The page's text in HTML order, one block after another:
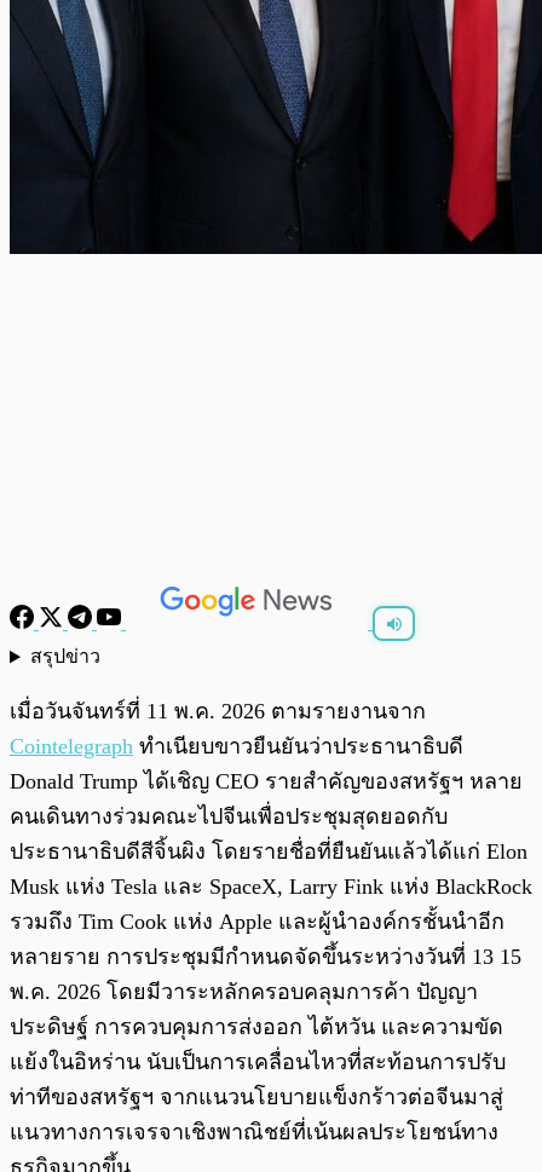
สรุปข่าว
เมื่อวันจันทร์ที่ 11 พ.ค. 2026 ตามรายงานจาก
Cointelegraph ทำเนียบขาวยืนยันว่าประธานาธิบดี
Donald Trump ได้เชิญ CEO รายสำคัญของสหรัฐฯ หลาย
คนเดินทางร่วมคณะไปจีนเพื่อประชุมสุดยอดกับ
ประธานาธิบดีสีจิ้นผิง โดยรายชื่อที่ยืนยันแล้วได้แก่ Elon
Musk แห่ง Tesla และ SpaceX, Larry Fink แห่ง BlackRock
รวมถึง Tim Cook แห่ง Apple และผู้นำองค์กรชั้นนำอีก
หลายราย การประชุมมีกำหนดจัดขึ้นระหว่างวันที่ 13 15
พ.ค. 2026 โดยมีวาระหลักครอบคลุมการค้า ปัญญา
ประดิษฐ์ การควบคุมการส่งออก ไต้หวัน และความขัด
แย้งในอิหร่าน นับเป็นการเคลื่อนไหวที่สะท้อนการปรับ
ท่าทีของสหรัฐฯ จากแนวนโยบายแข็งกร้าวต่อจีนมาสู่
แนวทางการเจรจาเชิงพาณิชย์ที่เน้นผลประโยชน์ทาง